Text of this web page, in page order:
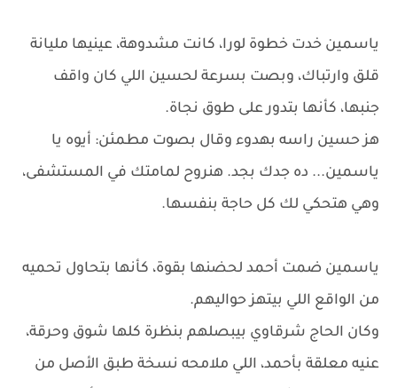
ياسمين خدت خطوة لورا، كانت مشدوهة، عينيها مليانة
قلق وارتباك، وبصت بسرعة لحسين اللي كان واقف
جنبها، كأنها بتدور على طوق نجاة.
هز حسين راسه بهدوء وقال بصوت مطمئن: أيوه يا
ياسمين... ده جدك بجد. هنروح لمامتك في المستشفى،
وهي هتحكي لك كل حاجة بنفسها.
ياسمين ضمت أحمد لحضنها بقوة، كأنها بتحاول تحميه
من الواقع اللي بيتهز حواليهم.
وكان الحاج شرقاوي بيبصلهم بنظرة كلها شوق وحرقة،
عنيه معلقة بأحمد، اللي ملامحه نسخة طبق الأصل من